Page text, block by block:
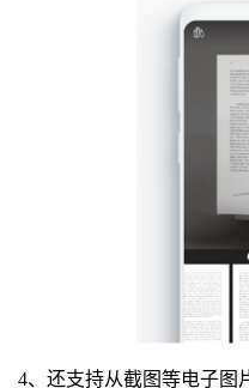
4、还支持从截图等电子图